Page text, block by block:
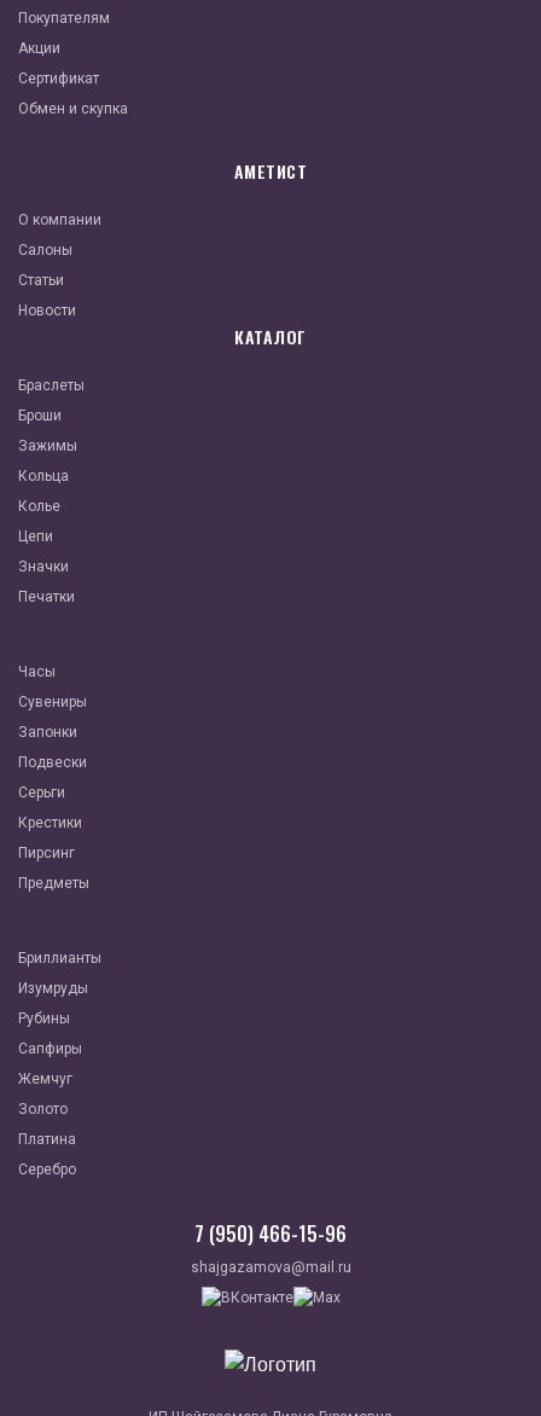
Покупателям
Акции
Сертификат
Обмен и скупка
АМЕТИСТ
О компании
Салоны
Статьи
Новости
КАТАЛОГ
Браслеты
Броши
Зажимы
Кольца
Колье
Цепи
Значки
Печатки
Часы
Сувениры
Запонки
Подвески
Серьги
Крестики
Пирсинг
Предметы
Бриллианты
Изумруды
Рубины
Сапфиры
Жемчуг
Золото
Платина
Серебро
7 (950) 466-15-96
shajgazamova@mail.ru